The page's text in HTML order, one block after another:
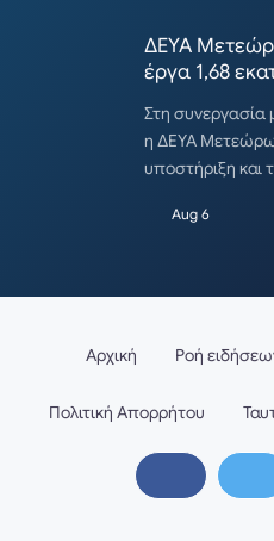
ΔΕΥΑ
έργα 1,68
Στη
η ΔΕΥΑ
υποστήριξη και
Aug 6
Αρχική Ροή
Πολιτική Απορρήτου